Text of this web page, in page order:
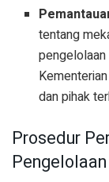
tentang
dan pihak
Prosedur